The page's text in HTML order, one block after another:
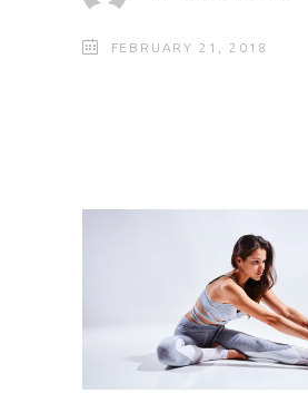
FEBRUARY 21, 2018